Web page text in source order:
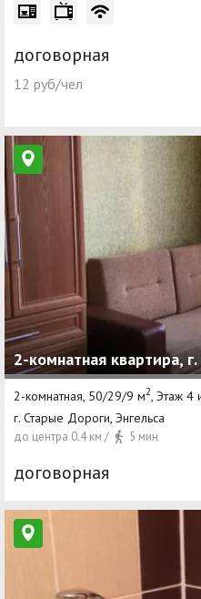
договорная
12 руб/чел
2-комнатная квартира,
2-комнатная, 50/29/9 м2, Этаж 4
г. Старые Дороги, Энгельса
до центра 0.4 км / 5 мин
договорная